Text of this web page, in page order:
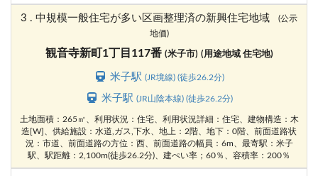
3 . 中規模一般住宅が多い区画整理済の新興住宅地域
(公示
地価)
観音寺新町1丁目117番 (米子市) (用途地域 住宅地)
米子駅(JR境線) (徒歩26.2分)
米子駅(JR山陰本線) (徒歩26.2分)
土地面積：265㎡、利用状況：住宅、利用状況詳細：住宅、建物構造：木
造[W]、供給施設：水道,ガス,下水、地上：2階、地下：0階、前面道路状
況：市道、前面道路の方位：西、前面道路の幅員：6m、最寄駅：米子
駅、駅距離：2,100m(徒歩26.2分)、建ぺい率；60％、容積率：200％